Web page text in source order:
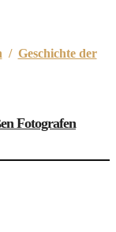
/ Geschichte der
Fotografen